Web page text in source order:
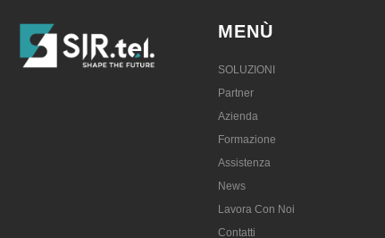
MENÙ
SOLUZIONI
Partner
Azienda
Formazione
Assistenza
News
Lavora Con Noi
Contatti